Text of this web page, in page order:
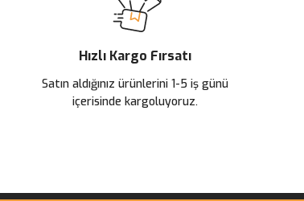
Ürün bilgilerinde hatalar bulunuyor.
Ürün fiyatı diğer sitelerden daha pahalı.
Bu ürüne benzer farklı alternatifler olmalı.
Hızlı Kargo Fırsatı
Satın aldığınız ürünlerini 1-5 iş günü
içerisinde kargoluyoruz.